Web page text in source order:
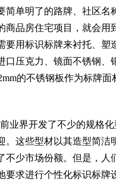
简单明了的路牌、社区
商品房住宅项目，就会
要用标识标牌来衬托、
口压克力、镜面不锈钢
的不锈钢板作为标牌
界开发了不少的规格化
。这些型材以其造型简
不少市场份额。但是，人
要求进行个性化标识标